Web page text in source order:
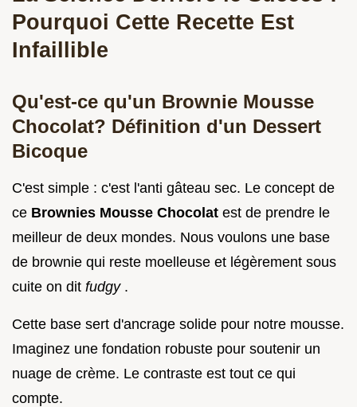
Pourquoi Cette Recette Est
Infaillible
Qu'est-ce qu'un Brownie Mousse
Chocolat? Définition d'un Dessert
Bicoque
C'est simple : c'est l'anti gâteau sec. Le concept de
ce Brownies Mousse Chocolat est de prendre le
meilleur de deux mondes. Nous voulons une base
de brownie qui reste moelleuse et légèrement sous
cuite on dit fudgy .
Cette base sert d'ancrage solide pour notre mousse.
Imaginez une fondation robuste pour soutenir un
nuage de crème. Le contraste est tout ce qui
compte.